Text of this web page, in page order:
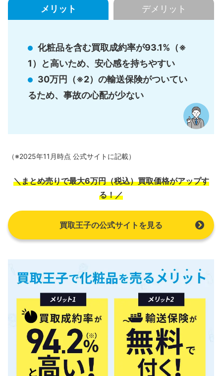
メリット デメリット
化粧品を含む買取成約率が93.1%（※
1）と高いため、安心感を持ちやすい
30万円（※2）の輸送保険がついてい
るため、事故の心配が少ない
（※2025年11月時点 公式サイトに記載）
＼まとめ売りで最大6万円（税込）買取価格がアップす
る！／
買取王子の公式サイトを見る